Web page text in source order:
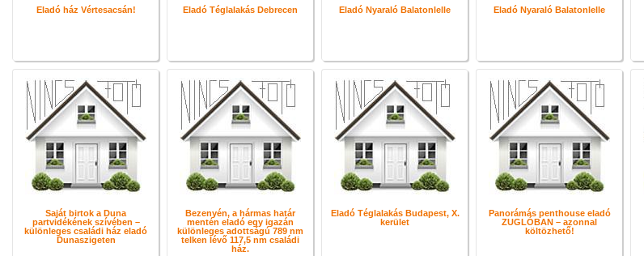
Eladó ház Vértesacsán! Eladó Téglalakás Debrecen Eladó Nyaraló Balatonlelle Eladó Nyaraló Balatonlelle
Saját birtok a Duna
partvidékének szívében –
különleges családi ház eladó
Dunaszigeten
Bezenyén, a hármas határ
mentén eladó egy igazán
különleges adottságú 789 nm
telken lévő 117,5 nm családi
ház.
Eladó Téglalakás Budapest, X.
kerület
Panorámás penthouse eladó
ZUGLÓBAN – azonnal
költözhető!